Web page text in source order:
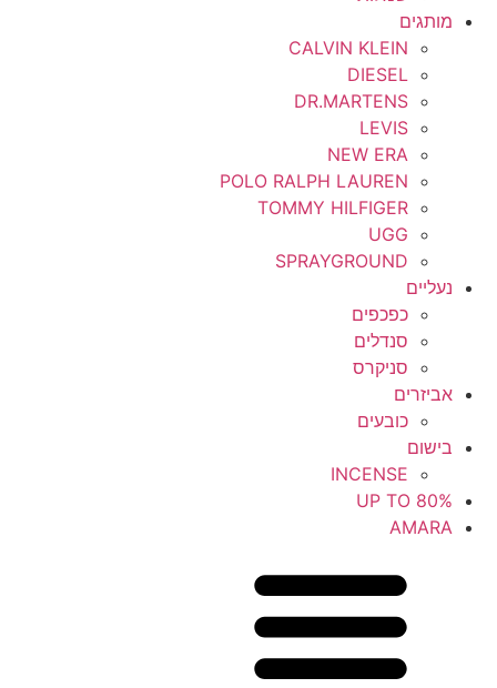
מותגים
CALVIN KLEIN
DIESEL
DR.MARTENS
LEVIS
NEW ERA
POLO RALPH LAUREN
TOMMY HILFIGER
UGG
SPRAYGROUND
נעליים
כפכפים
סנדלים
סניקרס
אביזרים
כובעים
בישום
INCENSE
UP TO 80%
AMARA